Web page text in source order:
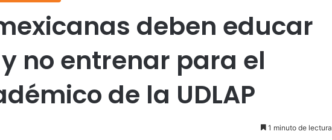
deben educar
no entrenar para el
de la UDLAP
1 minuto de lectura